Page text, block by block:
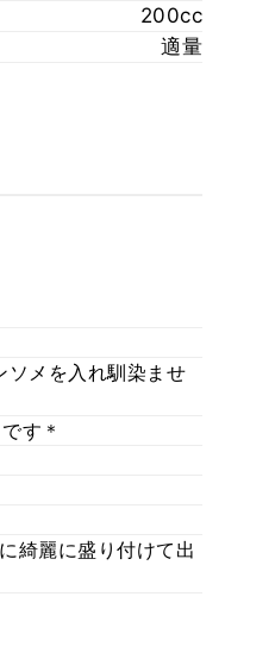
200cc
適量
ソメを入れ馴染ませ
す＊
綺麗に盛り付けて出